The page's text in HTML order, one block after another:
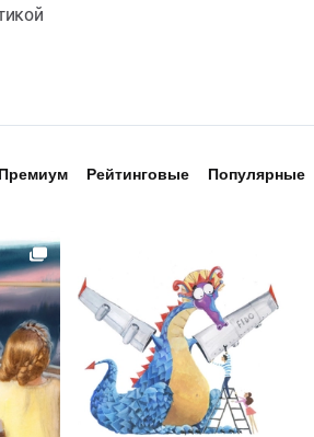
Премиум Рейтинговые Популярные